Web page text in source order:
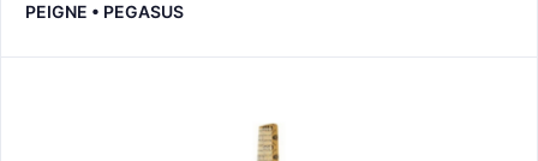
PEIGNE • PEGASUS